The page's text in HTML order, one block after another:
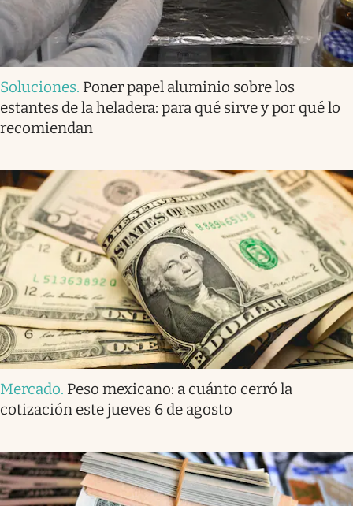
Soluciones. Poner papel aluminio sobre los
estantes de la heladera: para qué sirve y por qué lo
recomiendan
Mercado. Peso mexicano: a cuánto cerró la
cotización este jueves 6 de agosto